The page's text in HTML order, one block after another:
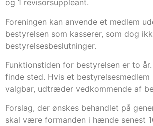
og 1 revisorsuppleant.
Foreningen kan anvende et medlem
bestyrelsen som kasserer, som dog
bestyrelsesbeslutninger.
Funktionstiden for bestyrelsen er to
finde sted. Hvis et
valgbar, udtræder vedkommende af
Forslag, der ønskes behandlet på
skal være formanden i hænde senest